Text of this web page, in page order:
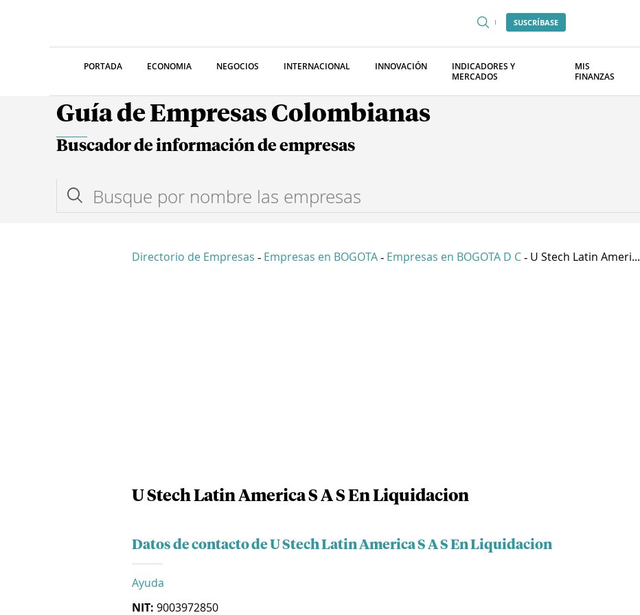
SUSCRÍBASE
PORTADA ECONOMIA NEGOCIOS INTERNACIONAL INNOVACIÓN
INDICADORES Y
MERCADOS
MIS
FINANZAS
Guía de Empresas Colombianas
Buscador de información de empresas
Directorio de Empresas - Empresas en BOGOTA - Empresas en BOGOTA D C - U Stech Latin Ameri...
U Stech Latin America S A S En Liquidacion
Datos de contacto de U Stech Latin America S A S En Liquidacion
Ayuda
NIT: 9003972850